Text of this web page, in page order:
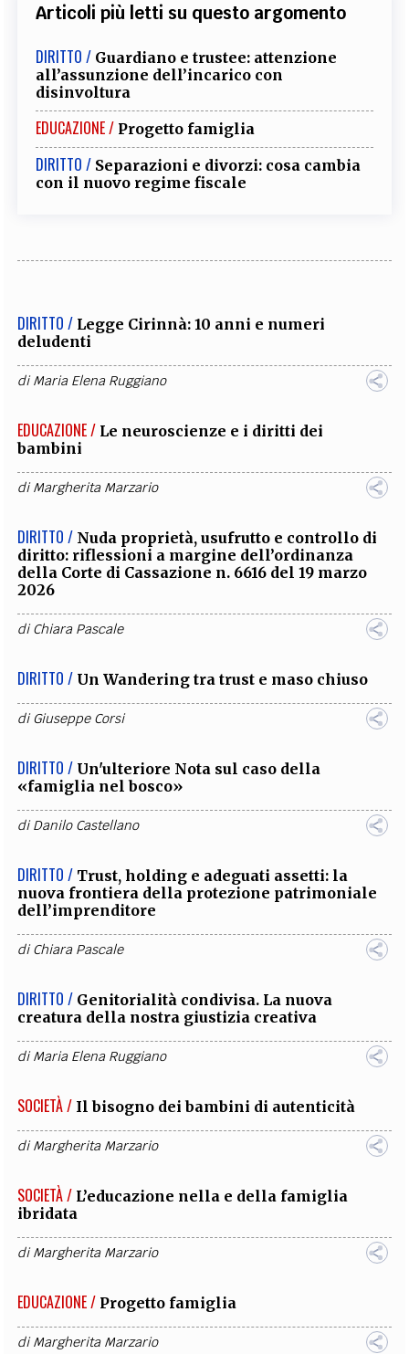
Articoli più letti su questo argomento
DIRITTO / Guardiano e trustee: attenzione
all’assunzione dell’incarico con
disinvoltura
EDUCAZIONE / Progetto famiglia
DIRITTO / Separazioni e divorzi: cosa cambia
con il nuovo regime fiscale
DIRITTO / Legge Cirinnà: 10 anni e numeri
deludenti
diMaria Elena Ruggiano
EDUCAZIONE / Le neuroscienze e i diritti dei
bambini
diMargherita Marzario
DIRITTO / Nuda proprietà, usufrutto e controllo di
diritto: riflessioni a margine dell’ordinanza
della Corte di Cassazione n. 6616 del 19 marzo
2026
diChiara Pascale
DIRITTO / Un Wandering tra trust e maso chiuso
diGiuseppe Corsi
DIRITTO / Un'ulteriore Nota sul caso della
«famiglia nel bosco»
diDanilo Castellano
DIRITTO / Trust, holding e adeguati assetti: la
nuova frontiera della protezione patrimoniale
dell’imprenditore
diChiara Pascale
DIRITTO / Genitorialità condivisa. La nuova
creatura della nostra giustizia creativa
diMaria Elena Ruggiano
SOCIETÀ / Il bisogno dei bambini di autenticità
diMargherita Marzario
SOCIETÀ / L’educazione nella e della famiglia
ibridata
diMargherita Marzario
EDUCAZIONE / Progetto famiglia
diMargherita Marzario